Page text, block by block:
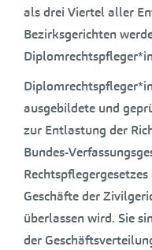
als drei Viertel aller
Bezirksgerichten
ausgebildete und
zur Entlastung der
Bundes-
Geschäfte der
überlassen wird. Sie
der